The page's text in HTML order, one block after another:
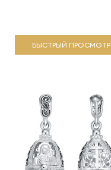
БЫСТРЫЙ ПРОСМОТР